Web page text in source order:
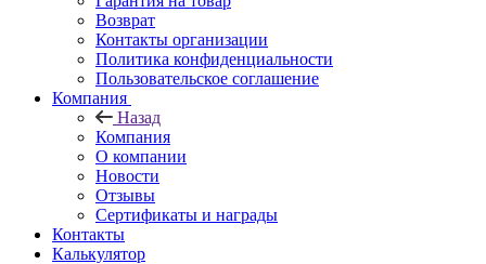
Возврат
Контакты организации
Политика конфиденциальности
Пользовательское соглашение
Компания
Назад
Компания
О компании
Новости
Отзывы
Сертификаты и награды
Контакты
Калькулятор